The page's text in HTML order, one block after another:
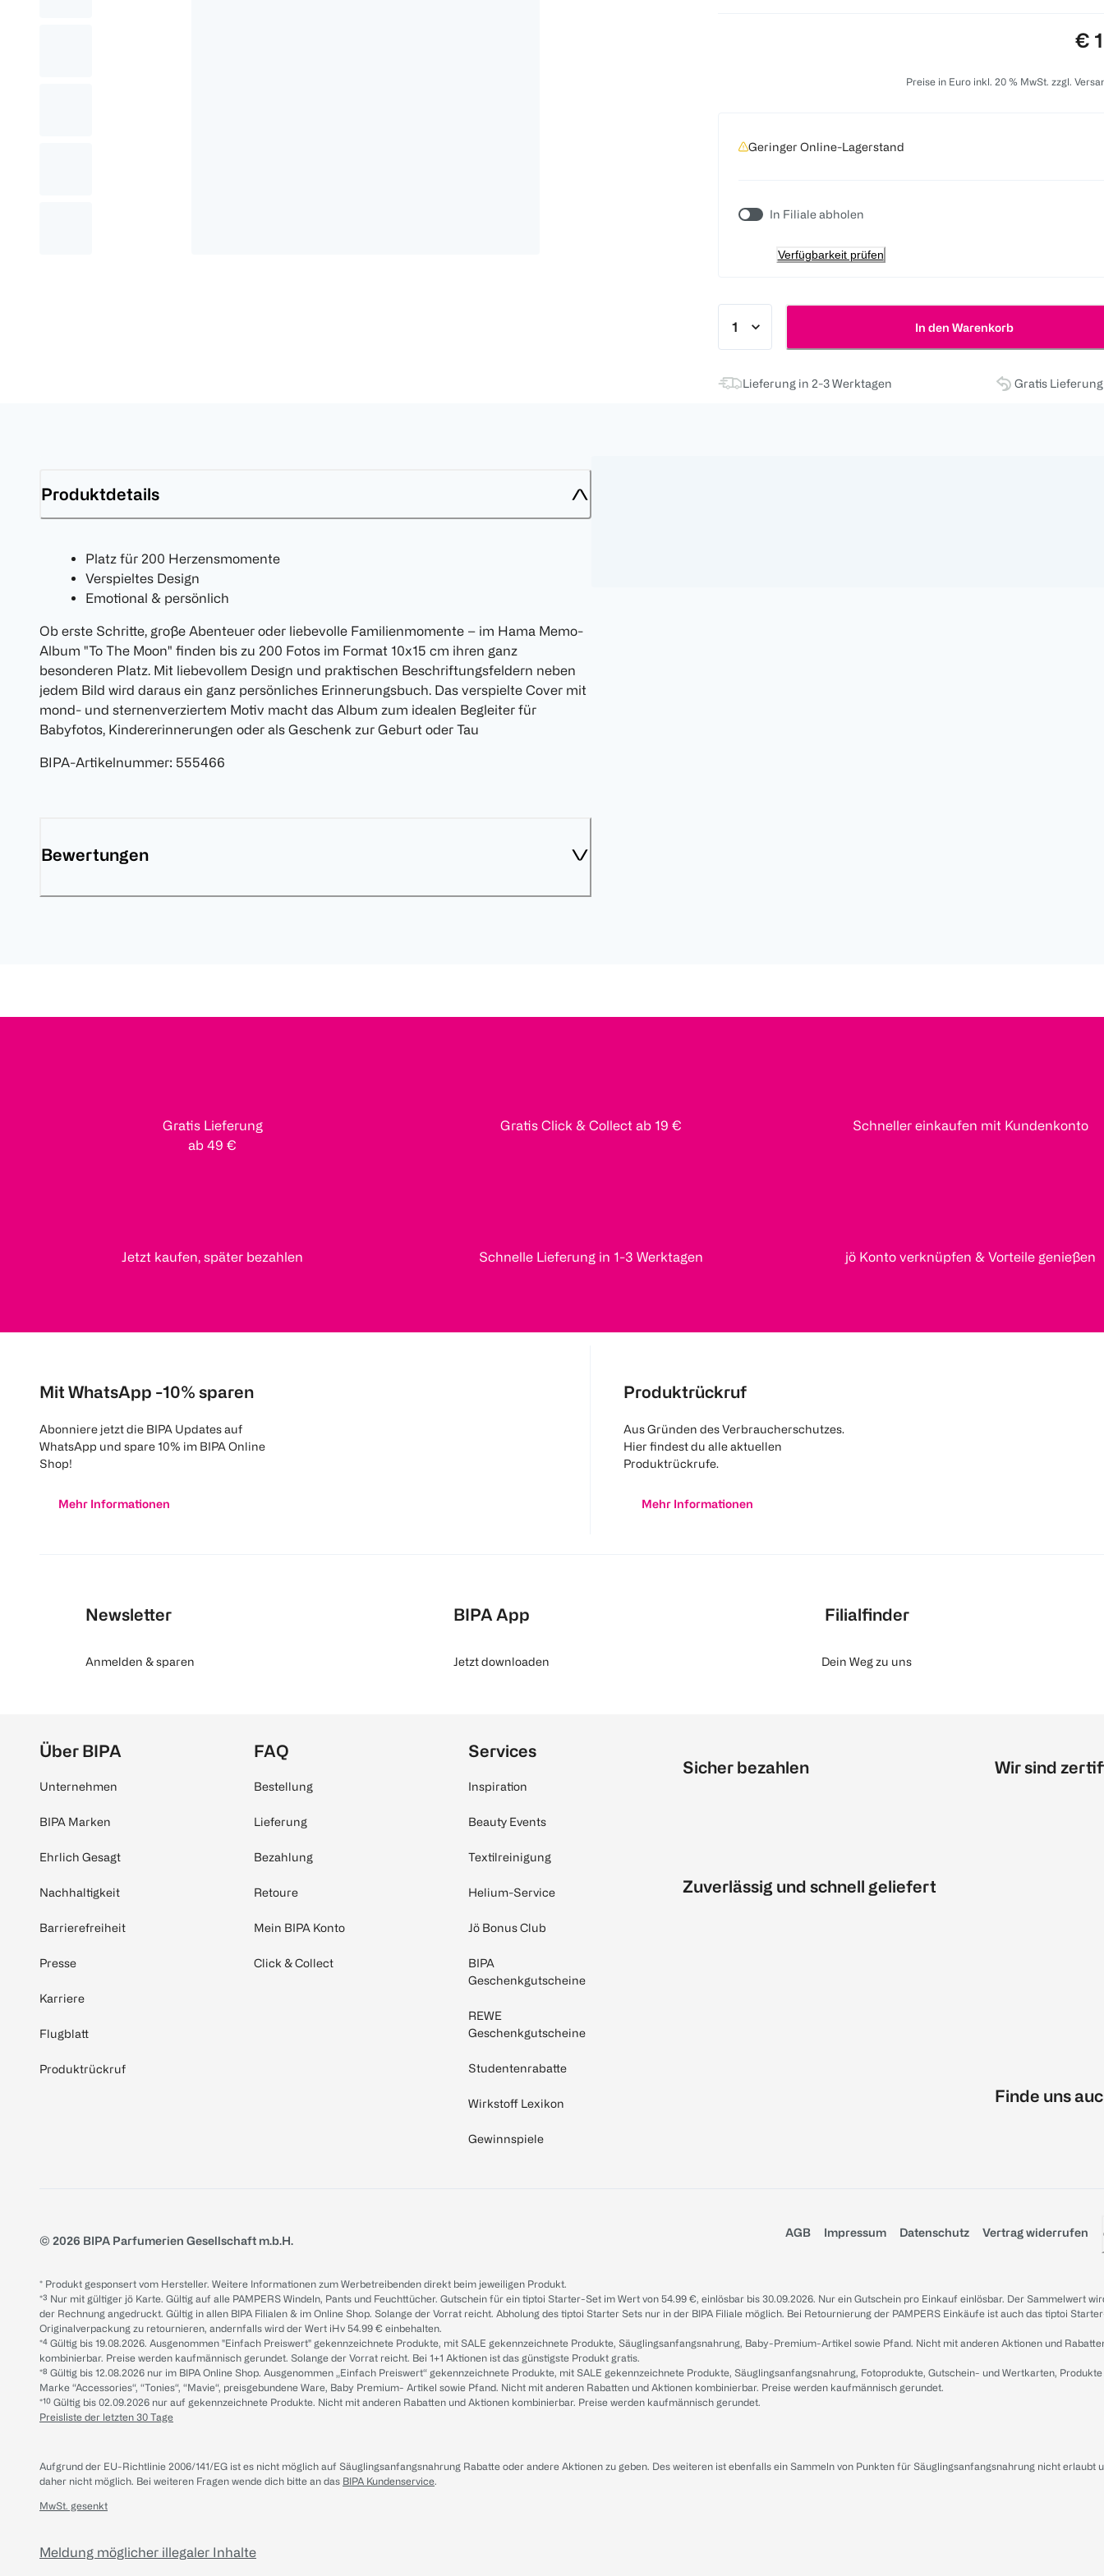
€
Preise in Euro inkl. 20 % MwSt. zzgl.
Geringer Online-Lagerstand
In Filiale abholen
Verfügbarkeit prüfen
In den Warenkorb
Lieferung in 2-3 Werktagen Gratis
Produktdetails
Platz für 200 Herzensmomente
Verspieltes Design
Emotional & persönlich
Ob erste Schritte, große Abenteuer oder liebevolle Familienmomente – im Hama Memo-
Album "To The Moon" finden bis zu 200 Fotos im Format 10x15 cm ihren ganz
besonderen Platz. Mit liebevollem Design und praktischen Beschriftungsfeldern neben
jedem Bild wird daraus ein ganz persönliches Erinnerungsbuch. Das verspielte Cover mit
mond- und sternenverziertem Motiv macht das Album zum idealen Begleiter für
Babyfotos, Kindererinnerungen oder als Geschenk zur Geburt oder Tau
BIPA-Artikelnummer: 555466
Bewertungen
Gratis Lieferung
ab 49 €
Gratis Click & Collect ab 19 € Schneller einkaufen mit Kundenkonto
Jetzt kaufen, später bezahlen Schnelle Lieferung in 1-3 Werktagen jö Konto verknüpfen & Vorteile genießen
Mit WhatsApp -10% sparen
Abonniere jetzt die BIPA Updates auf
WhatsApp und spare 10% im BIPA Online
Shop!
Mehr Informationen
Produktrückruf
Aus Gründen des Verbraucherschutzes.
Hier findest du alle aktuellen
Produktrückrufe.
Mehr Informationen
Newsletter
Anmelden & sparen
BIPA App
Jetzt downloaden
Filialfinder
Dein Weg zu uns
Über BIPA
Unternehmen
BIPA Marken
Ehrlich Gesagt
Nachhaltigkeit
Barrierefreiheit
Presse
Karriere
Flugblatt
Produktrückruf
FAQ
Bestellung
Lieferung
Bezahlung
Retoure
Mein BIPA Konto
Click & Collect
Services
Inspiration
Beauty Events
Textilreinigung
Helium-Service
Jö Bonus Club
BIPA
Geschenkgutscheine
REWE
Geschenkgutscheine
Studentenrabatte
Wirkstoff Lexikon
Gewinnspiele
Sicher bezahlen
Zuverlässig und schnell geliefert
Wir sind
Finde uns
© 2026 BIPA Parfumerien Gesellschaft m.b.H.
AGB Impressum Datenschutz Vertrag widerrufen
* Produkt gesponsert vom Hersteller. Weitere Informationen zum Werbetreibenden direkt beim jeweiligen Produkt.
*³ Nur mit gültiger jö Karte. Gültig auf alle PAMPERS Windeln, Pants und Feuchttücher. Gutschein für ein tiptoi Starter-Set im Wert von 54.99 €, einlösbar bis 30.09.2026. Nur ein Gutschein pro Einkauf einlösbar. Der Sammelwert
der Rechnung angedruckt. Gültig in allen BIPA Filialen & im Online Shop. Solange der Vorrat reicht. Abholung des tiptoi Starter Sets nur in der BIPA Filiale möglich. Bei Retournierung der PAMPERS Einkäufe ist auch das tiptoi
Originalverpackung zu retournieren, andernfalls wird der Wert iHv 54.99 € einbehalten.
*⁴ Gültig bis 19.08.2026. Ausgenommen "Einfach Preiswert" gekennzeichnete Produkte, mit SALE gekennzeichnete Produkte, Säuglingsanfangsnahrung, Baby-Premium-Artikel sowie Pfand. Nicht mit anderen Aktionen und
kombinierbar. Preise werden kaufmännisch gerundet. Solange der Vorrat reicht. Bei 1+1 Aktionen ist das günstigste Produkt gratis.
*⁸ Gültig bis 12.08.2026 nur im BIPA Online Shop. Ausgenommen „Einfach Preiswert“ gekennzeichnete Produkte, mit SALE gekennzeichnete Produkte, Säuglingsanfangsnahrung, Fotoprodukte, Gutschein- und Wertkarten,
Marke “Accessories“, “Tonies“, “Mavie“, preisgebundene Ware, Baby Premium- Artikel sowie Pfand. Nicht mit anderen Rabatten und Aktionen kombinierbar. Preise werden kaufmännisch gerundet.
*¹⁰ Gültig bis 02.09.2026 nur auf gekennzeichnete Produkte. Nicht mit anderen Rabatten und Aktionen kombinierbar. Preise werden kaufmännisch gerundet.
Preisliste der letzten 30 Tage
Aufgrund der EU-Richtlinie 2006/141/EG ist es nicht möglich auf Säuglingsanfangsnahrung Rabatte oder andere Aktionen zu geben. Des weiteren ist ebenfalls ein Sammeln von Punkten für Säuglingsanfangsnahrung nicht erlaubt
daher nicht möglich. Bei weiteren Fragen wende dich bitte an das BIPA Kundenservice.
MwSt. gesenkt
Meldung möglicher illegaler Inhalte